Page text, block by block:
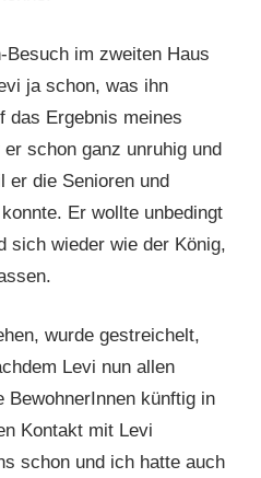
Besuch im zweiten Haus
ja schon, was ihn
das Ergebnis meines
schon ganz unruhig und
er die Senioren und
Er wollte unbedingt
sich wieder wie der König,
wurde gestreichelt,
Levi nun allen
künftig in
Kontakt mit Levi
schon und ich hatte auch